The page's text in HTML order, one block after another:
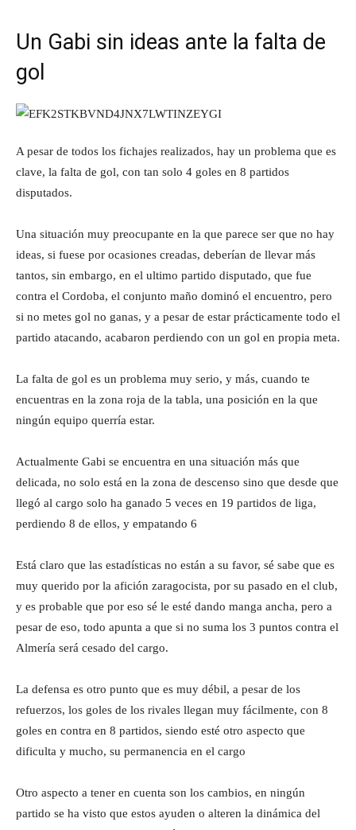
Un Gabi sin ideas ante la falta de
gol
A pesar de todos los fichajes realizados, hay un problema que es
clave, la falta de gol, con tan solo 4 goles en 8 partidos
disputados.
Una situación muy preocupante en la que parece ser que no hay
ideas, si fuese por ocasiones creadas, deberían de llevar más
tantos, sin embargo, en el ultimo partido disputado, que fue
contra el Cordoba, el conjunto maño dominó el encuentro, pero
si no metes gol no ganas, y a pesar de estar prácticamente todo el
partido atacando, acabaron perdiendo con un gol en propia meta.
La falta de gol es un problema muy serio, y más, cuando te
encuentras en la zona roja de la tabla, una posición en la que
ningún equipo querría estar.
Actualmente Gabi se encuentra en una situación más que
delicada, no solo está en la zona de descenso sino que desde que
llegó al cargo solo ha ganado 5 veces en 19 partidos de liga,
perdiendo 8 de ellos, y empatando 6
Está claro que las estadísticas no están a su favor, sé sabe que es
muy querido por la afición zaragocista, por su pasado en el club,
y es probable que por eso sé le esté dando manga ancha, pero a
pesar de eso, todo apunta a que si no suma los 3 puntos contra el
Almería será cesado del cargo.
La defensa es otro punto que es muy débil, a pesar de los
refuerzos, los goles de los rivales llegan muy fácilmente, con 8
goles en contra en 8 partidos, siendo esté otro aspecto que
dificulta y mucho, su permanencia en el cargo
Otro aspecto a tener en cuenta son los cambios, en ningún
partido se ha visto que estos ayuden o alteren la dinámica del